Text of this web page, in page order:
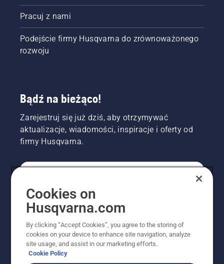
Pracuj z nami
Podejście firmy Husqvarna do zrównoważonego
rozwoju
Bądź na bieżąco!
Zarejestruj się już dziś, aby otrzymywać
aktualizacje, wiadomości, inspiracje i oferty od
firmy Husqvarna.
PROFESJONALISTA
Cookies on
Husqvarna.com
By clicking “Accept Cookies”, you agree to the storing of
cookies on your device to enhance site navigation, analyze
site usage, and assist in our marketing efforts.
Cookie Policy